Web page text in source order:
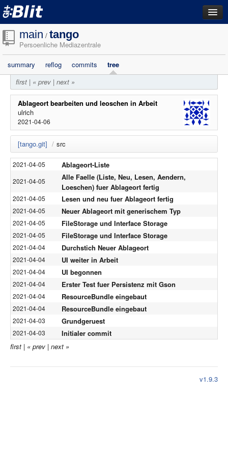
dashboard
repositories
filestore
activity
search
login
main / tango
Persoenliche Mediazentrale
summary reflog commits
tree
first | « prev | next »
Ablageort bearbeiten und leoschen in Arbeit
ulrich
2021-04-06
[tango.git] / src
2021-04-05 Ablageort-Liste
2021-04-05
Alle Faelle (Liste, Neu, Lesen, Aendern,
Loeschen) fuer Ablageort fertig
2021-04-05 Lesen und neu fuer Ablageort fertig
2021-04-05 Neuer Ablageort mit generischem Typ
2021-04-05 FileStorage und Interface Storage
2021-04-05 FileStorage und Interface Storage
2021-04-04 Durchstich Neuer Ablageort
2021-04-04 UI weiter in Arbeit
2021-04-04 UI begonnen
2021-04-04 Erster Test fuer Persistenz mit Gson
2021-04-04 ResourceBundle eingebaut
2021-04-04 ResourceBundle eingebaut
2021-04-03 Grundgeruest
2021-04-03
Initialer commit
first | « prev | next »
v1.9.3